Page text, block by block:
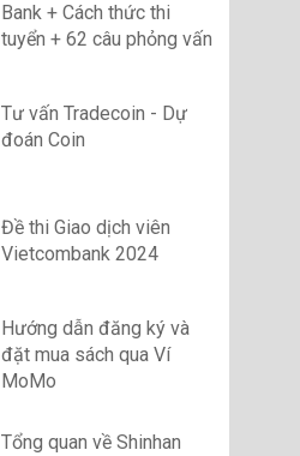
Bank + Cách thức thi
tuyển + 62 câu phỏng vấn
Tư vấn Tradecoin - Dự
đoán Coin
Đề thi Giao dịch viên
Vietcombank 2024
Hướng dẫn đăng ký và
đặt mua sách qua Ví
MoMo
Tổng quan về Shinhan